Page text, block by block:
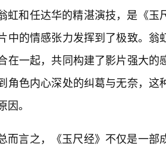
虹和任达华的精湛演技，是《玉
中的情感张力发挥到了极致。
在一起，共同构建了影片强大
角色内心深处的纠葛与无奈，
因。
而言之，《玉尺经》不仅是一